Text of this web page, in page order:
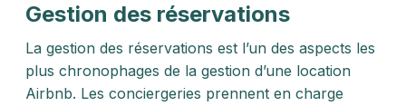
Gestion des réservations
La gestion des réservations est l’un des aspects les
plus chronophages de la gestion d’une location
Airbnb. Les conciergeries prennent en charge